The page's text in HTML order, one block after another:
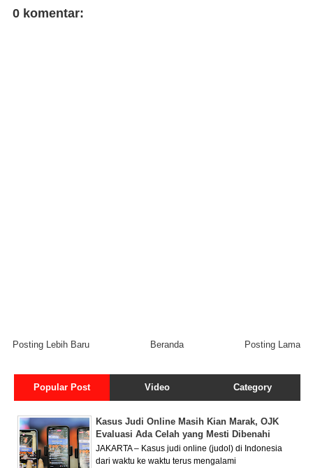
0 komentar:
Posting Lebih Baru Posting Lama
Beranda
Popular Post Video Category
Kasus Judi Online Masih Kian Marak, OJK
Evaluasi Ada Celah yang Mesti Dibenahi
JAKARTA – Kasus judi online (judol) di Indonesia
dari waktu ke waktu terus mengalami